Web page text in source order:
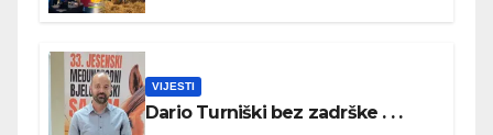
VIJESTI
Dario Turniški bez zadrške . . .